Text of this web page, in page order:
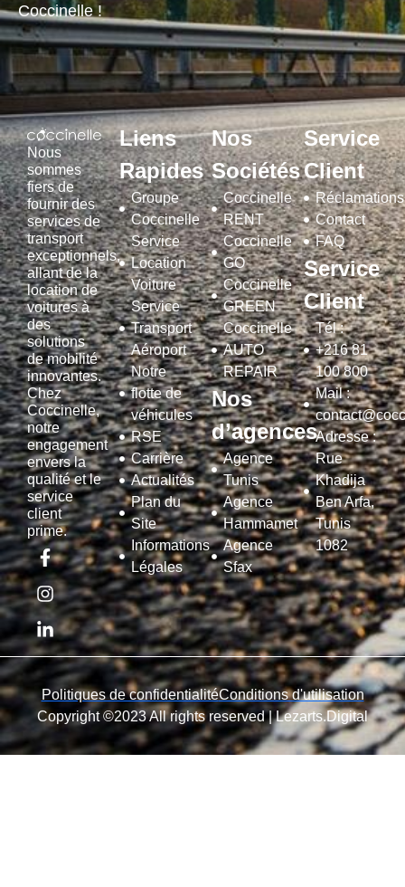
Coccinelle !
Nous
sommes
fiers de
fournir des
services de
transport
exceptionnels,
allant de la
location de
voitures à
des
solutions
de mobilité
innovantes.
Chez
Coccinelle,
notre
engagement
envers la
qualité et le
service
client
prime.
Liens
Rapides
Groupe
Coccinelle
Service
Location
Voiture
Service
Transport
Aéroport
Notre
flotte de
véhicules
RSE
Carrière
Actualités
Plan du
Site
Informations
Légales
Nos
Sociétés
Coccinelle
RENT
Coccinelle
GO
Coccinelle
GREEN
Coccinelle
AUTO
REPAIR
Nos
d’agences
Agence
Tunis
Agence
Hammamet
Agence
Sfax
Service
Client
Réclamations
Contact
FAQ
Service
Client
Tél :
+216 81
100 800
Mail :
Adresse :
Rue
Khadija
Ben Arfa,
Tunis
1082
Copyright ©2023 All rights reserved |Lezarts.Digital
Politiques de confidentialitéConditions d'utilisation